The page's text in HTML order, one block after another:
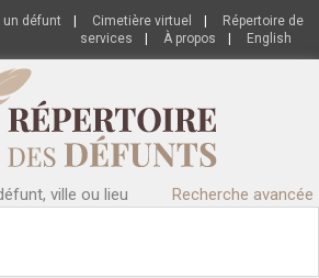
un défunt Cimetière virtuel
Répertoire de
services
À propos English
ville ou lieu Recherche avancée